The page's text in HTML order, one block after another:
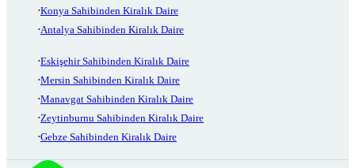
Konya Sahibinden Kiralık Daire
Antalya Sahibinden Kiralık Daire
Eskişehir Sahibinden Kiralık Daire
Mersin Sahibinden Kiralık Daire
Manavgat Sahibinden Kiralık Daire
Zeytinburnu Sahibinden Kiralık Daire
Gebze Sahibinden Kiralık Daire